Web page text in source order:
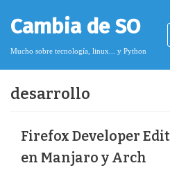
Saltar
al
contenido
Cambia de SO
Mucho sobre tecnología, linux... y Python
desarrollo
Firefox Developer
en Manjaro y Arch